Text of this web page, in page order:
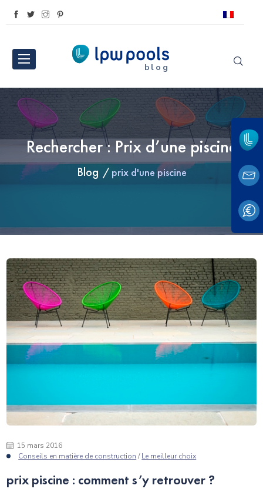
blog
Rechercher : Prix d’une piscine
Blog prix d'une piscine
15 mars 2016
Conseils en matière de construction /Le meilleur choix
prix piscine : comment s’y retrouver ?